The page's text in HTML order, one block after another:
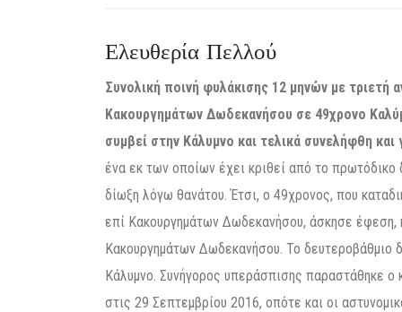
Ελευθερία Πελλού
Συνολική ποινή φυλάκισης 12 μηνών με
Κακουργημάτων Δωδεκανήσου σε 49χρονο
συμβεί στην Κάλυμνο και τελικά συνελήφθη και
ένα εκ των οποίων έχει κριθεί από το πρωτόδικο
δίωξη λόγω θανάτου. Έτσι, ο 49χρονος, που
επί Κακουργημάτων Δωδεκανήσου, άσκησε έφεση,
Κακουργημάτων Δωδεκανήσου. Το δευτεροβάθμιο
Κάλυμνο. Συνήγορος υπεράσπισης παραστάθηκε ο
στις 29 Σεπτεμβρίου 2016, οπότε και οι